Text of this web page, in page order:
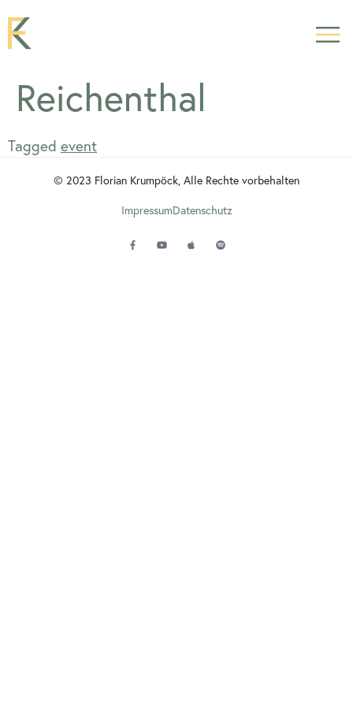
Reichenthal
Tagged event
© 2023 Florian Krumpöck, Alle Rechte vorbehalten
ImpressumDatenschutz